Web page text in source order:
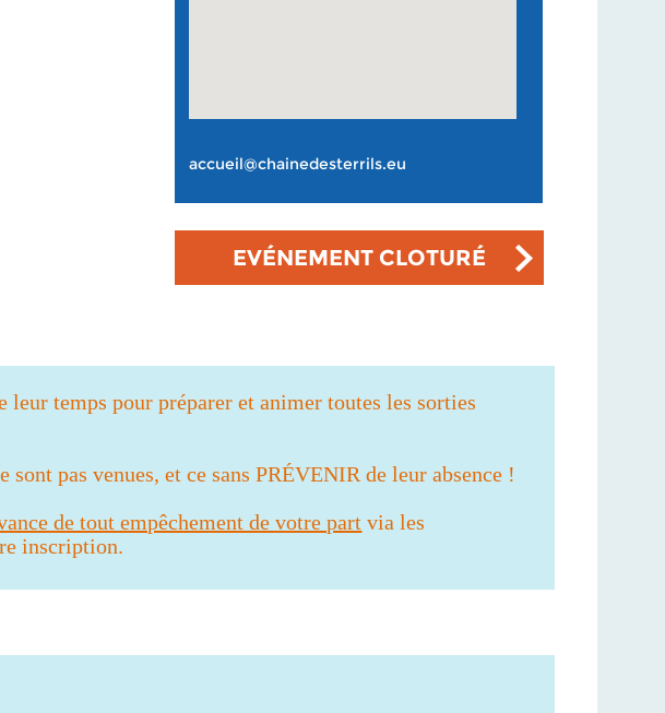
accueil@chainedesterrils.eu
EVÉNEMENT CLOTURÉ
leur temps pour préparer et animer toutes les sorties
pas venues, et ce sans PRÉVENIR de leur absence !
de tout empêchement de votre part via les
inscription.